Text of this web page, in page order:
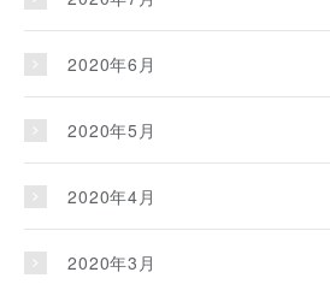
2020年6月
2020年5月
2020年4月
2020年3月